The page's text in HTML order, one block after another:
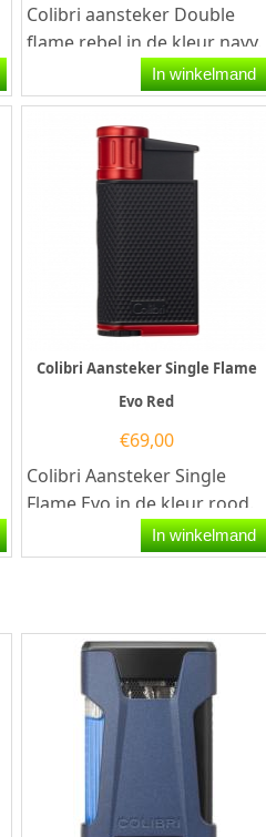
Colibri aansteker Double
flame rebel in de kleur navy.
De aansteker werkt op
butaangas en is...
In winkelmand
Colibri Aansteker Single Flame
Evo Red
€69,00
Colibri Aansteker Single
Flame Evo in de kleur rood.
Deze Colibri aansteker heeft
een...
In winkelmand